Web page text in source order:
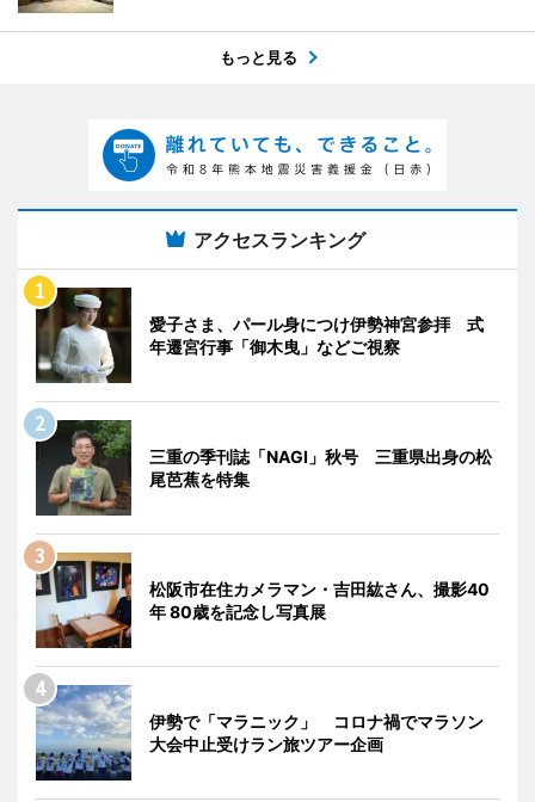
もっと見る
アクセスランキング
愛子さま、パール身につけ伊勢神宮参拝 式
年遷宮行事「御木曳」などご視察
三重の季刊誌「NAGI」秋号 三重県出身の松
尾芭蕉を特集
松阪市在住カメラマン・吉田紘さん、撮影40
年 80歳を記念し写真展
伊勢で「マラニック」 コロナ禍でマラソン
大会中止受けラン旅ツアー企画